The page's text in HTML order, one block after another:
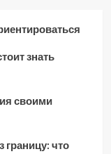
знать
своими
границу: что